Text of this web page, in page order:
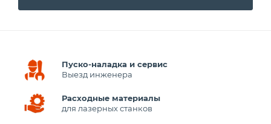
Пуско-наладка и сервис
Выезд инженера
Расходные материалы
для лазерных станков